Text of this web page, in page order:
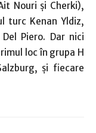
Nouri şi Cherki),
turc Kenan Yldiz,
Piero. Dar nici
loc în grupa H
şi fiecare